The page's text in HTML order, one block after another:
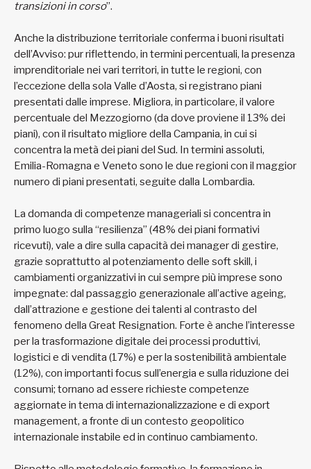
transizioni in corso”.
Anche la distribuzione territoriale conferma i buoni risultati
dell’Avviso: pur riflettendo, in termini percentuali, la presenza
imprenditoriale nei vari territori, in tutte le regioni, con
l’eccezione della sola Valle d’Aosta, si registrano piani
presentati dalle imprese. Migliora, in particolare, il valore
percentuale del Mezzogiorno (da dove proviene il 13% dei
piani), con il risultato migliore della Campania, in cui si
concentra la metà dei piani del Sud. In termini assoluti,
Emilia-Romagna e Veneto sono le due regioni con il maggior
numero di piani presentati, seguite dalla Lombardia.
La domanda di competenze manageriali si concentra in
primo luogo sulla “resilienza” (48% dei piani formativi
ricevuti), vale a dire sulla capacità dei manager di gestire,
grazie soprattutto al potenziamento delle soft skill, i
cambiamenti organizzativi in cui sempre più imprese sono
impegnate: dal passaggio generazionale all’active ageing,
dall’attrazione e gestione dei talenti al contrasto del
fenomeno della Great Resignation. Forte è anche l’interesse
per la trasformazione digitale dei processi produttivi,
logistici e di vendita (17%) e per la sostenibilità ambientale
(12%), con importanti focus sull’energia e sulla riduzione dei
consumi; tornano ad essere richieste competenze
aggiornate in tema di internazionalizzazione e di export
management, a fronte di un contesto geopolitico
internazionale instabile ed in continuo cambiamento.